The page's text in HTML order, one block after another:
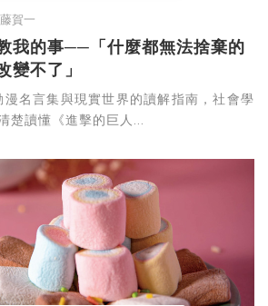
賀一
我的事──「什麼都無法捨棄的
變不了」
漫名言集與現實世界的讀解指南，社會學
楚讀懂《進擊的巨人...